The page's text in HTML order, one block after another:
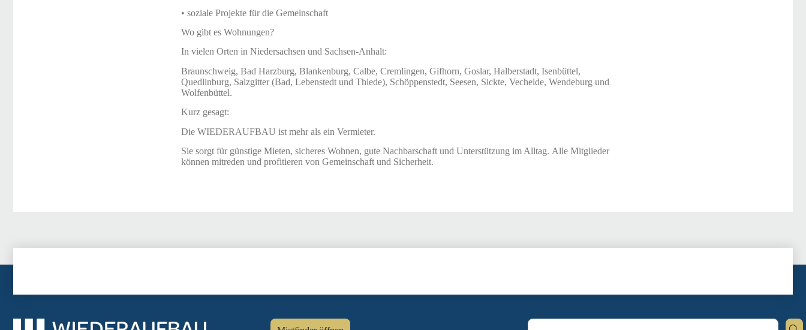
• soziale Projekte für die Gemeinschaft
Wo gibt es Wohnungen?
In vielen Orten in Niedersachsen und Sachsen-Anhalt:
Braunschweig, Bad Harzburg, Blankenburg, Calbe, Cremlingen, Gifhorn, Goslar, Halberstadt, Isenbüttel,
Quedlinburg, Salzgitter (Bad, Lebenstedt und Thiede), Schöppenstedt, Seesen, Sickte, Vechelde, Wendeburg und
Wolfenbüttel.
Kurz gesagt:
Die WIEDERAUFBAU ist mehr als ein Vermieter.
Sie sorgt für günstige Mieten, sicheres Wohnen, gute Nachbarschaft und Unterstützung im Alltag. Alle Mitglieder
können mitreden und profitieren von Gemeinschaft und Sicherheit.